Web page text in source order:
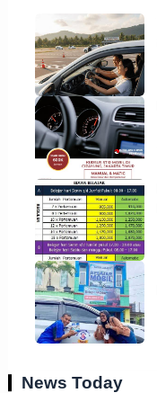
News Today